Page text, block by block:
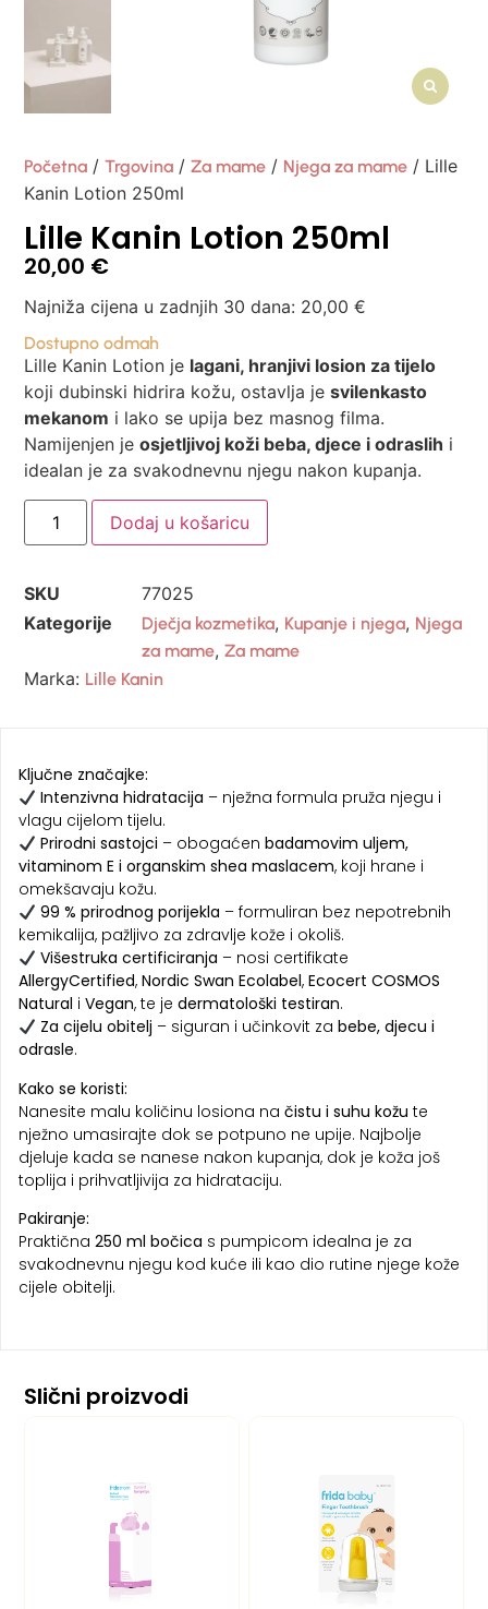
Početna /Trgovina /Za mame / Njega za mame / Lille
Kanin Lotion 250ml
Lille Kanin Lotion 250ml
20,00 €
Najniža cijena u zadnjih 30 dana: 20,00€
Dostupno odmah
Lille Kanin Lotion je lagani, hranjivi losion za tijelo
koji dubinski hidrira kožu, ostavlja jesvilenkasto
mekanom i lako se upija bez masnog filma.
Namijenjen jeosjetljivoj koži beba, djece i odraslih i
idealan je za svakodnevnu njegu nakon kupanja.
Dodaj u košaricu
SKU
77025
Kategorije
Dječja kozmetika, Kupanje i njega, Njega
za mame,Za mame
Marka: Lille Kanin
Ključne značajke:
Intenzivna hidratacija – nježna formula pruža njegu i
vlagu cijelom tijelu.
Prirodni sastojci – obogaćen badamovim uljem,
vitaminom E i organskim shea maslacem, koji hrane i
omekšavaju kožu.
99 % prirodnog porijekla – formuliran bez nepotrebnih
kemikalija, pažljivo za zdravlje kože i okoliš.
Višestruka certificiranja – nosi certifikate
AllergyCertified, Nordic Swan Ecolabel, Ecocert COSMOS
Natural i Vegan, te je dermatološki testiran.
Za cijelu obitelj – siguran i učinkovit za bebe, djecu i
odrasle.
Kako se koristi:
Nanesite malu količinu losiona na čistu i suhu kožu te
nježno umasirajte dok se potpuno ne upije. Najbolje
djeluje kada se nanese nakon kupanja, dok je koža još
toplija i prihvatljivija za hidrataciju.
Pakiranje:
Praktična 250 ml bočica s pumpicom idealna je za
svakodnevnu njegu kod kuće ili kao dio rutine njege kože
cijele obitelji.
Slični proizvodi